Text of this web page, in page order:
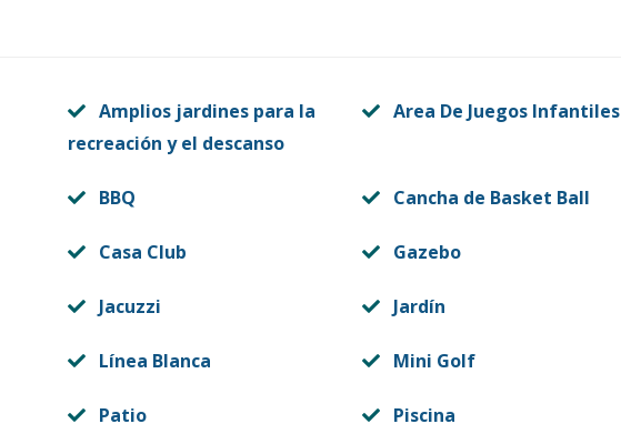
Amplios jardines para la
recreación y el descanso
Area De Juegos Infantiles
BBQ Cancha de Basket Ball
Casa Club Gazebo
Jacuzzi Jardín
Línea Blanca Mini Golf
Patio Piscina